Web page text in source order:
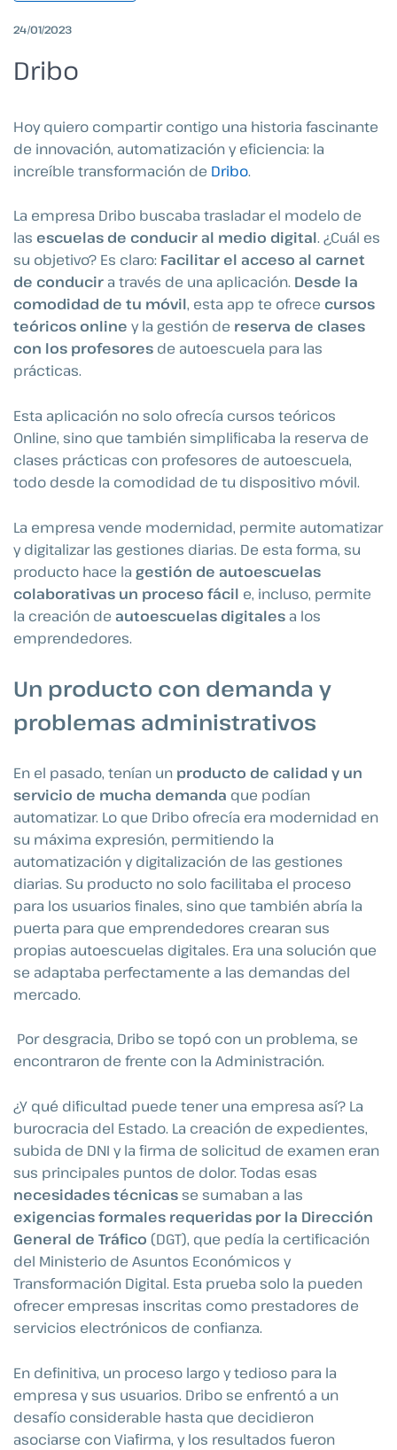
24/01/2023
Dribo
Hoy quiero compartir contigo una historia fascinante
de innovación, automatización y eficiencia: la
increíble transformación de Dribo.
La empresa Dribo buscaba trasladar el modelo de
las escuelas de conducir al medio digital. ¿Cuál es
su objetivo? Es claro: Facilitar el acceso al carnet
de conducir a través de una aplicación. Desde la
comodidad de tu móvil, esta app te ofrece cursos
teóricos online y la gestión de reserva de clases
con los profesores de autoescuela para las
prácticas.
Esta aplicación no solo ofrecía cursos teóricos
0nline, sino que también simplificaba la reserva de
clases prácticas con profesores de autoescuela,
todo desde la comodidad de tu dispositivo móvil.
La empresa vende modernidad, permite automatizar
y digitalizar las gestiones diarias. De esta forma, su
producto hace la gestión de autoescuelas
colaborativas un proceso fácil e, incluso, permite
la creación de autoescuelas digitales a los
emprendedores.
Un producto con demanda y
problemas administrativos
En el pasado, tenían un producto de calidad y un
servicio de mucha demanda que podían
automatizar. Lo que Dribo ofrecía era modernidad en
su máxima expresión, permitiendo la
automatización y digitalización de las gestiones
diarias. Su producto no solo facilitaba el proceso
para los usuarios finales, sino que también abría la
puerta para que emprendedores crearan sus
propias autoescuelas digitales. Era una solución que
se adaptaba perfectamente a las demandas del
mercado.
Por desgracia, Dribo se topó con un problema, se
encontraron de frente con la Administración.
¿Y qué dificultad puede tener una empresa así? La
burocracia del Estado. La creación de expedientes,
subida de DNI y la firma de solicitud de examen eran
sus principales puntos de dolor. Todas esas
necesidades técnicas se sumaban a las
exigencias formales requeridas por la Dirección
General de Tráfico (DGT), que pedía la certificación
del Ministerio de Asuntos Económicos y
Transformación Digital. Esta prueba solo la pueden
ofrecer empresas inscritas como prestadores de
servicios electrónicos de confianza.
En definitiva, un proceso largo y tedioso para la
empresa y sus usuarios. Dribo se enfrentó a un
desafío considerable hasta que decidieron
asociarse con Viafirma, y los resultados fueron